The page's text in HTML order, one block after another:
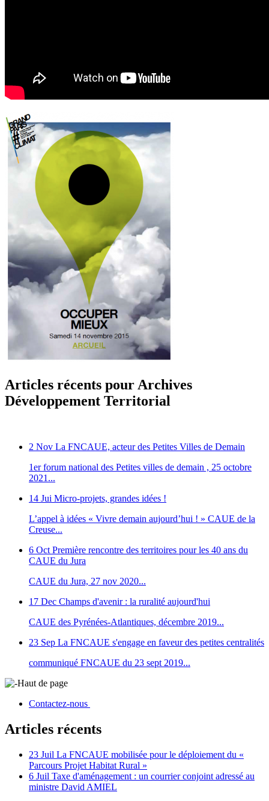
Articles récents pour Archives
Développement Territorial
2 Nov La FNCAUE, acteur des Petites Villes de Demain
1er forum national des Petites villes de demain , 25 octobre
2021...
14 Jui Micro-projets, grandes idées !
L’appel à idées « Vivre demain aujourd’hui ! » CAUE de la
Creuse...
6 Oct Première rencontre des territoires pour les 40 ans du
CAUE du Jura
CAUE du Jura, 27 nov 2020...
17 Dec Champs d'avenir : la ruralité aujourd'hui
CAUE des Pyrénées-Atlantiques, décembre 2019...
23 Sep La FNCAUE s'engage en faveur des petites centralités
communiqué FNCAUE du 23 sept 2019...
Haut de page
Contactez-nous
Articles récents
23 Juil La FNCAUE mobilisée pour le déploiement du «
Parcours Projet Habitat Rural »
6 Juil Taxe d'aménagement : un courrier conjoint adressé au
ministre David AMIEL